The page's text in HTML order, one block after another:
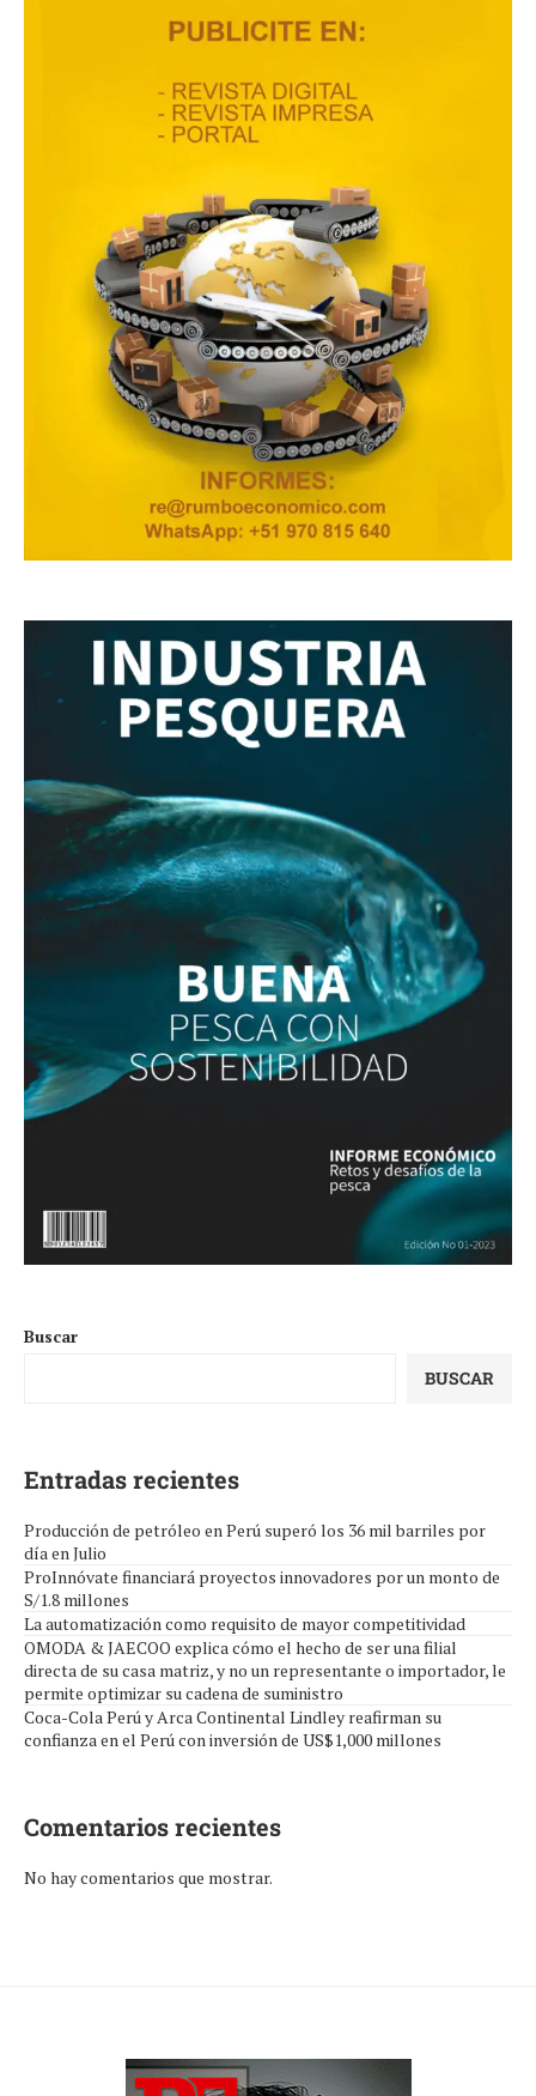
Buscar
BUSCAR
Entradas recientes
Producción de petróleo en Perú superó los 36 mil barriles por
día en Julio
ProInnóvate financiará proyectos innovadores por un monto de
S/1.8 millones
La automatización como requisito de mayor competitividad
OMODA & JAECOO explica cómo el hecho de ser una filial
directa de su casa matriz, y no un representante o importador, le
permite optimizar su cadena de suministro
Coca-Cola Perú y Arca Continental Lindley reafirman su
confianza en el Perú con inversión de US$1,000 millones
Comentarios recientes
No hay comentarios que mostrar.